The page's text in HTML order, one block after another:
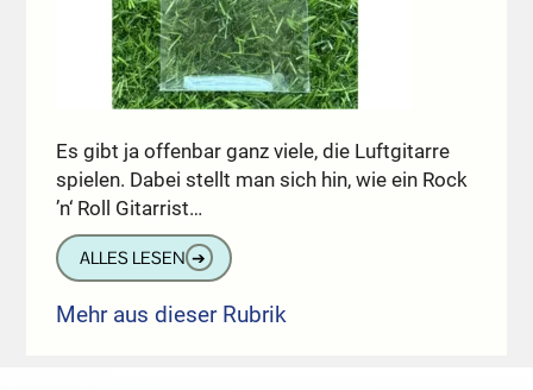
Es gibt ja offenbar ganz viele, die Luftgitarre
spielen. Dabei stellt man sich hin, wie ein Rock
’n‘ Roll Gitarrist…
ALLES LESEN ➔
Mehr aus dieser Rubrik